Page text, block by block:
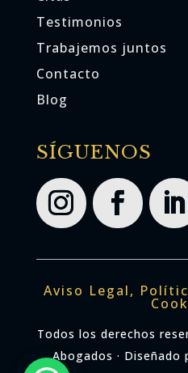
Testimonios
Trabajemos juntos
Contacto
Blog
SÍGUENOS
Aviso Legal,
Todos los derechos
Abogados · Diseñado